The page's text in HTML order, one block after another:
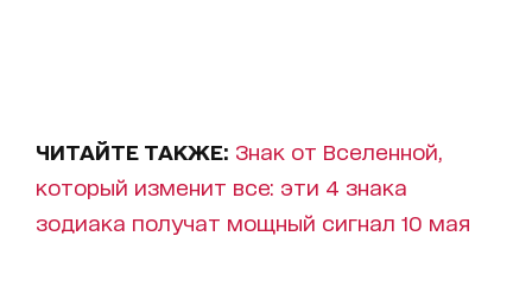
ЧИТАЙТЕ ТАКЖЕ: Знак от Вселенной,
который изменит все: эти 4 знака
зодиака получат мощный сигнал 10 мая